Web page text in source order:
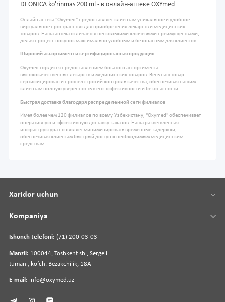
DEONICA ko'rinmas 200 ml - в онлайн-аптеке OXYmed
Онлайн аптека "Oxymed" предоставляет клиентам уникальное и удобное
виртуальное пространство для приобретения лекарств и медицинских
товаров. Наша аптека отличается несколькими ключевыми преимуществами,
делая процесс покупок максимально удобным и безопасным для клиентов.
Широкий ассортимент и сертифицированная продукция
Oxymed гордится предоставлением богатого ассортимента
высококачественных лекарств и медицинских товаров. Весь наш товар
сертифицирован и прошел строгий контроль качества, обеспечивая нашим
клиентам полную уверенность в его эффективности и безопасности.
Быстрая доставка благодаря распределенной сети филиалов
Имея более чем 120 филиалов по всему Узбекистану, "Oxymed" обеспечивает
оперативную и эффективную доставку заказов. Наша разветвленная
инфраструктура позволяет минимизировать временные задержки,
обеспечивая клиентам быстрый доступ к необходимым медицинским
средствам
Ishonch telefoni: (71) 200-03-03
Manzil: 100044, Toshkent sh., Sergeli
tumani, koʻch. Bezakchilik, 18A
E-mail: info@oxymed.uz
Xaridor uchun
Kompaniya